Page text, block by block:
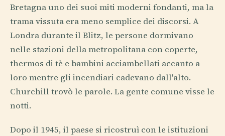
Bretagna uno dei suoi miti moderni fondanti, ma la
trama vissuta era meno semplice dei discorsi. A
Londra durante il Blitz, le persone dormivano
nelle stazioni della metropolitana con coperte,
thermos di tè e bambini acciambellati accanto a
loro mentre gli incendiari cadevano dall'alto.
Churchill trovò le parole. La gente comune visse le
notti.
Dopo il 1945, il paese si ricostruì con le istituzioni